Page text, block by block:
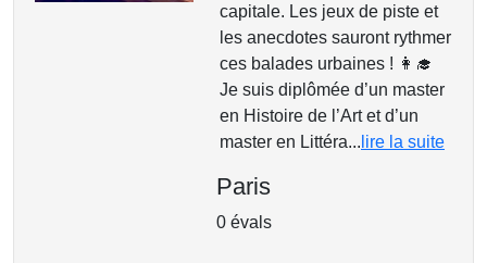
capitale. Les jeux de piste et
les anecdotes sauront rythmer
ces balades urbaines ! 👩‍🎓
Je suis diplômée d’un master
en Histoire de l’Art et d’un
master en Littéra... lire la suite
Paris
0 évals